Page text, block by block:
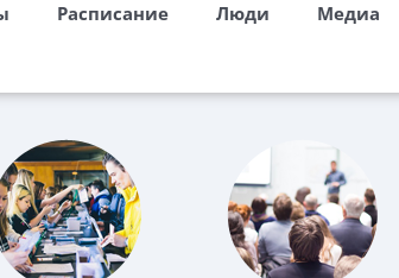
Расписание Люди Медиа